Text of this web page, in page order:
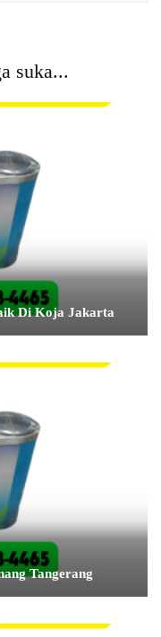
suka...
Di Koja Jakarta
Tangerang